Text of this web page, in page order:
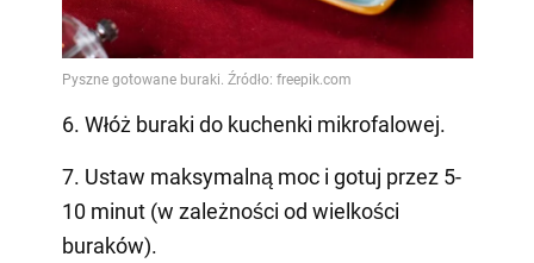
6. Włóż buraki do kuchenki mikrofalowej.
7. Ustaw maksymalną moc i gotuj przez 5-
10 minut (w zależności od wielkości
buraków).